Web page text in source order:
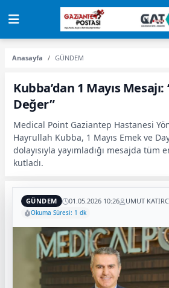
Anasayfa GÜNDEM
Kubba’dan 1 Mayıs Mesajı:
Değer”
Medical Point Gaziantep Hastanesi
Hayrullah Kubba, 1 Mayıs Emek ve
dolayısıyla yayımladığı mesajda tüm
kutladı.
GÜNDEM 01.05.2026 10:26 UMUT
Okuma Süresi: 1 dk